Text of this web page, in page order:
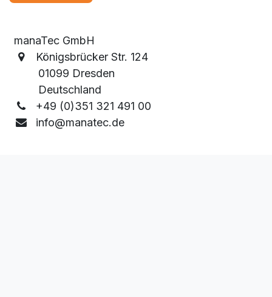
manaTec GmbH
Königsbrücker Str. 124
01099 Dresden
Deutschland
+49 (0)351 321 491 00
info@manatec.de